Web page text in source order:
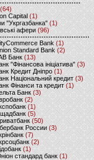
(64)
Capital (1)
"Укргазбанка" (1)
афери (96)
Bank (1)
Standard Bank (2)
Банк (13)
"Фінансова ініціатива" (3)
Кредит Дніпро (1)
Національний кредит (3)
Фінанси та кредит (1)
Банк (3)
(2)
(1)
(5)
(50)
России (3)
(7)
(2)
(1)
стандард банк(1)